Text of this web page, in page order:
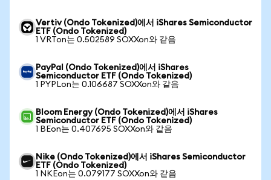
Vertiv (Ondo Tokenized)에서 iShares Semiconductor
ETF (Ondo Tokenized)
1 VRTon는 0.502589 SOXXon와 같음
PayPal (Ondo Tokenized)에서 iShares
Semiconductor ETF (Ondo Tokenized)
1 PYPLon는 0.106687 SOXXon와 같음
Bloom Energy (Ondo Tokenized)에서 iShares
Semiconductor ETF (Ondo Tokenized)
1 BEon는 0.407695 SOXXon와 같음
Nike (Ondo Tokenized)에서 iShares Semiconductor
ETF (Ondo Tokenized)
1 NKEon는 0.079177 SOXXon와 같음